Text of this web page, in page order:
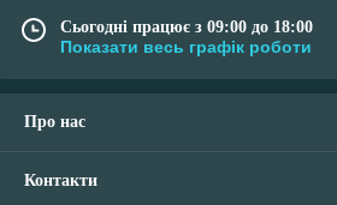
Сьогодні працює з 09:00 до 18:00
Показати весь графік роботи
Про нас
Контакти